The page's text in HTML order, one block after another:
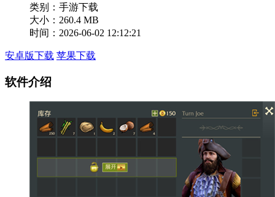
类别：手游下载
大小：260.4 MB
时间：2026-06-02 12:12:21
安卓版下载 苹果下载
软件介绍